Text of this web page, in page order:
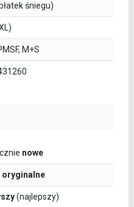
nowe
oryginalne
(najlepszy)
śniegu)
M+S